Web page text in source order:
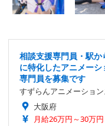
相談支援専門員・駅
に特化したアニメー
専門員を募集です
すずらんアニメーショ
大阪府
月給26万円～30万円